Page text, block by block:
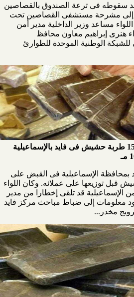
سقوطه فى ترعة الصندوق بالقصاصين
إلى مشرحة مستشفى القصاصين تحت
مساعد وزير الداخلية مدير أمن
هنرى إبراهيم معاون محافظ
للشبكة الوطنية الموحدة للطوارئ
الإسماعيلية فى القبض على
150 طربة حشيش قبل توزيعها على عملائه. وكان اللواء
الإسماعيلية قد تلقى إخطارا من مدير
معلومات إلى ضباط مباحث مركز فايد
مخدر...